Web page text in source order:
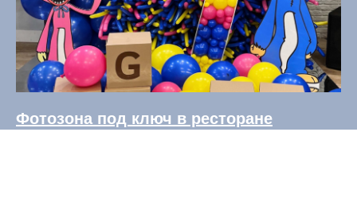
Фотозона под ключ в ресторане